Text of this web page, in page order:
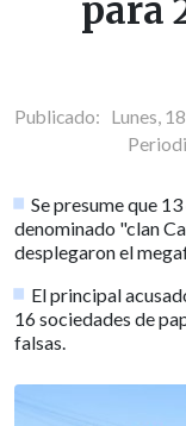
para
Publicado: Lunes,
Se presume que
denominado "clan
desplegaron el
El principal
16 sociedades de
falsas.